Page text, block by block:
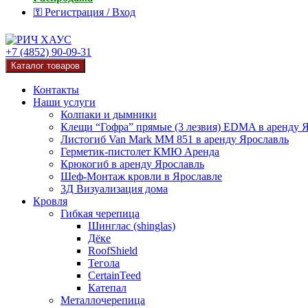
⚿ Регистрация / Вход
+7 (4852) 90-09-31
Каталог товаров
Контакты
Наши услуги
Колпаки и дымники
Клещи “Гофра” прямые (3 лезвия) EDMA в аренду
Листогиб Van Mark MM 851 в аренду Ярославль
Герметик-пистолет КМЮ Аренда
Крюкогиб в аренду Ярославль
Шеф-Монтаж кровли в Ярославле
3Д Визуализация дома
Кровля
Гибкая черепица
Шинглас (shinglas)
Дёке
RoofShield
Тегола
CertainTeed
Катепал
Металлочерепица